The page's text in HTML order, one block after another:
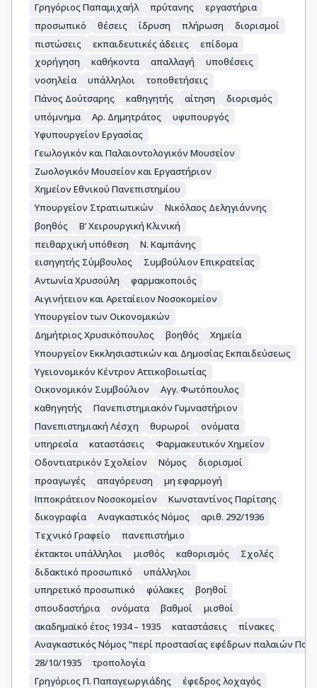
Γρηγόριος Παπαμιχαήλ πρύτανης
εργαστήρια
προσωπικό
θέσεις ίδρυση πλήρωση
διορισμοί
πιστώσεις
εκπαιδευτικές άδειες
επίδομα
χορήγηση
καθήκοντα απαλλαγή
υποθέσεις
νοσηλεία
υπάλληλοι
τοποθετήσεις
Πάνος Δούτσαρης
καθηγητής αίτηση
διορισμός
υπόμνημα
Αρ. Δημητράτος
υφυπουργός
Υφυπουργείον Εργασίας
Γεωλογικόν και Παλαιοντολογικόν Μουσείον
Ζωολογικόν Μουσείον και Εργαστήριον
Χημείον Εθνικού Πανεπιστημίου
Υπουργείον Στρατιωτικών
Νικόλαος Δεληγιάννης
βοηθός
Β’ Χειρουργική Κλινική
πειθαρχική υπόθεση
Ν. Καμπάνης
εισηγητής Σύμβουλος
Συμβούλιον Επικρατείας
Αντωνία Χρυσούλη
φαρμακοποιός
Αιγινήτειον και Αρεταίειον Νοσοκομείον
Υπουργείον των Οικονομικών
Δημήτριος Χρυσικόπουλος
βοηθός
Χημεία
Υπουργείον Εκκλησιαστικών και Δημοσίας Εκπαιδεύσεως
Υγειονομικόν Κέντρον Αττικοβοιωτίας
Οικονομικόν Συμβούλιον
Αγγ. Φωτόπουλος
καθηγητής
Πανεπιστημιακόν Γυμναστήριον
Πανεπιστημιακή Λέσχη
θυρωροί
ονόματα
υπηρεσία
καταστάσεις
Φαρμακευτικόν Χημείον
Οδοντιατρικόν Σχολείον
Νόμος
διορισμοί
προαγωγές
απαγόρευση
μη εφαρμογή
Ιπποκράτειον Νοσοκομείον
Κωνσταντίνος Παρίτσης
δικογραφία
Αναγκαστικός Νόμος
αριθ. 292/1936
Τεχνικό Γραφείο
πανεπιστήμιο
έκτακτοι υπάλληλοι
μισθός καθορισμός
Σχολές
διδακτικό προσωπικό
υπάλληλοι
υπηρετικό προσωπικό
φύλακες
βοηθοί
σπουδαστήρια
ονόματα βαθμοί
μισθοί
ακαδημαϊκό έτος 1934 – 1935
καταστάσεις
πίνακες
Αναγκαστικός Νόμος “περί προστασίας εφέδρων παλαιών
28/10/1935
τροπολογία
Γρηγόριος Π. Παπαγεωργιάδης
έφεδρος λοχαγός